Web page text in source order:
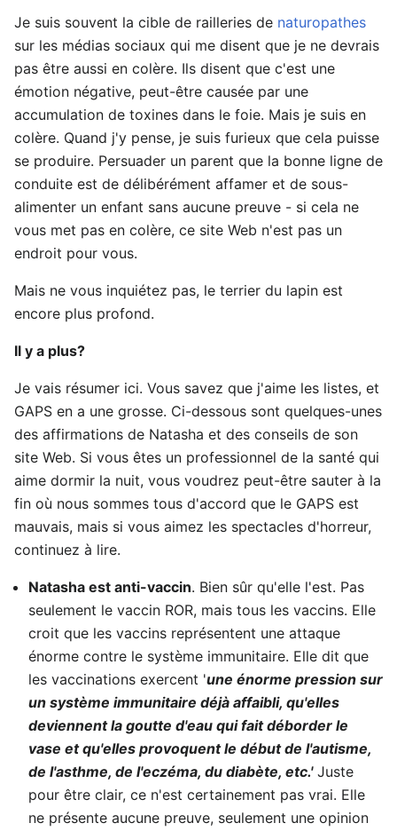
Je suis souvent la cible de railleries de naturopathes
sur les médias sociaux qui me disent que je ne devrais
pas être aussi en colère. Ils disent que c'est une
émotion négative, peut-être causée par une
accumulation de toxines dans le foie. Mais je suis en
colère. Quand j'y pense, je suis furieux que cela puisse
se produire. Persuader un parent que la bonne ligne de
conduite est de délibérément affamer et de sous-
alimenter un enfant sans aucune preuve - si cela ne
vous met pas en colère, ce site Web n'est pas un
endroit pour vous.
Mais ne vous inquiétez pas, le terrier du lapin est
encore plus profond.
Il y a plus?
Je vais résumer ici. Vous savez que j'aime les listes, et
GAPS en a une grosse. Ci-dessous sont quelques-unes
des affirmations de Natasha et des conseils de son
site Web. Si vous êtes un professionnel de la santé qui
aime dormir la nuit, vous voudrez peut-être sauter à la
fin où nous sommes tous d'accord que le GAPS est
mauvais, mais si vous aimez les spectacles d'horreur,
continuez à lire.
Natasha est anti-vaccin. Bien sûr qu'elle l'est. Pas
seulement le vaccin ROR, mais tous les vaccins. Elle
croit que les vaccins représentent une attaque
énorme contre le système immunitaire. Elle dit que
les vaccinations exercent 'une énorme pression sur
un système immunitaire déjà affaibli, qu'elles
deviennent la goutte d'eau qui fait déborder le
vase et qu'elles provoquent le début de l'autisme,
de l'asthme, de l'eczéma, du diabète, etc.'Juste
pour être clair, ce n'est certainement pas vrai. Elle
ne présente aucune preuve, seulement une opinion